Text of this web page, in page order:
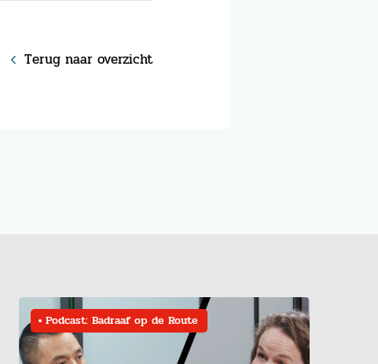
Terug naar overzicht
Podcast: Badraaf op de Route